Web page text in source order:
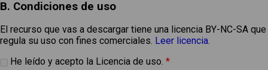
B. Condiciones de uso
El recurso que vas a descargar tiene una licencia BY-NC-SA que
regula su uso con fines comerciales. Leer licencia.
He leído y acepto la Licencia de uso. *